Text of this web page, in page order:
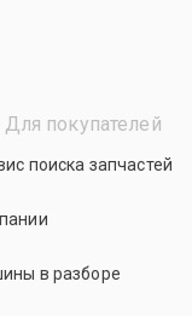
Для покупателей
поиска запчастей
в разборе